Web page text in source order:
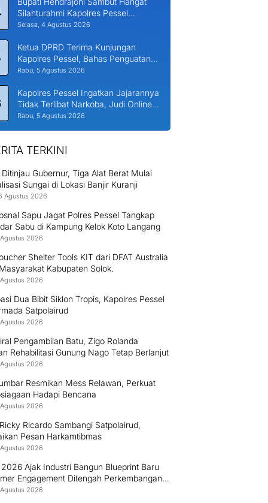
Silahturahmi Kapolres Pessel
Bersama PJU
Selasa, 4 Agustus 2026
Ketua DPRD Terima Kunjungan
Kapolres Pessel, Bahas Penguatan
Kerjasama Hankamtibmas
Rabu, 5 Agustus 2026
Kapolres Pessel Ingatkan Jajarannya
Tidak Terlibat Narkoba, Judi Online
dan KDRT
Rabu, 5 Agustus 2026
TERKINI
Gubernur, Tiga Alat Berat Mulai
Sungai di Lokasi Banjir Kuranji
Agustus 2026
Sapu Jagat Polres Pessel Tangkap
Sabu di Kampung Kelok Koto Langang
2026
Shelter Tools KIT dari DFAT Australia
Kabupaten Solok.
2026
Dua Bibit Siklon Tropis, Kapolres Pessel
Satpolairud
2026
Pengambilan Batu, Zigo Rolanda
Rehabilitasi Gunung Nago Tetap Berlanjut
2026
Resmikan Mess Relawan, Perkuat
Hadapi Bencana
2026
Ricardo Sambangi Satpolairud,
Pesan Harkamtibmas
2026
2026 Ajak Industri Bangun Blueprint Baru
Engagement Ditengah Perkembangan
dan Perubahan Perilaku Konsumen
2026